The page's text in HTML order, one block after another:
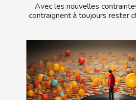
Avec les nouvelles
contraignent à toujours rester